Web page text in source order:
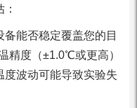
备能否稳定覆盖您的目
精度（±1.0℃或更高）
度波动可能导致实验失